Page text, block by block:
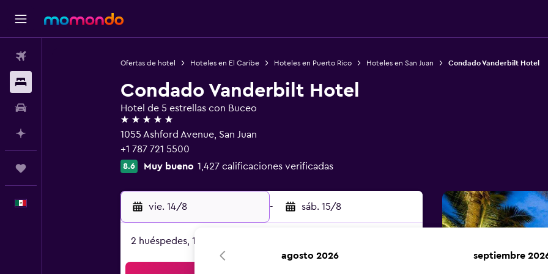
Ofertas de hotel Hoteles en El Caribe Hoteles en Puerto Rico Hoteles en San Juan Condado Vanderbilt Hotel
Condado Vanderbilt Hotel
Hotel de 5 estrellas con Buceo
5 estrellas
1055 Ashford Avenue, San Juan
+1 787 721 5500
8.6 Muy bueno 1,427 calificaciones verificadas
vie. 14/8 - sáb. 15/8
2 huéspedes, 1 habitación
agosto 2026 septiembre